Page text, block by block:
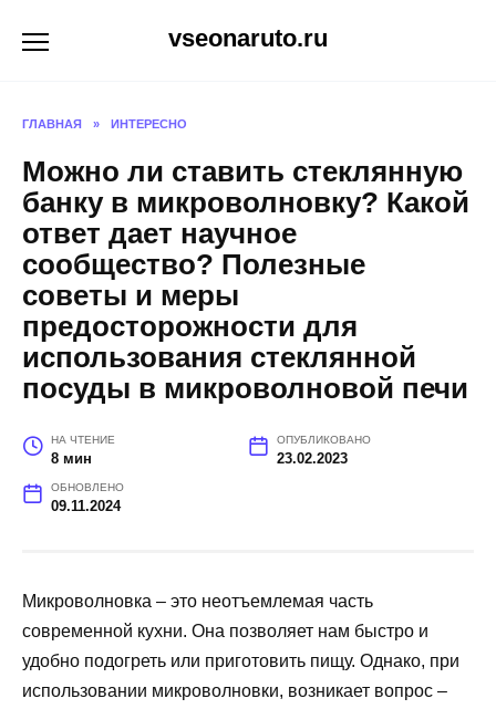
vseonaruto.ru
ГЛАВНАЯ » ИНТЕРЕСНО
Можно ли ставить стеклянную
банку в микроволновку? Какой
ответ дает научное
сообщество? Полезные
советы и меры
предосторожности для
использования стеклянной
посуды в микроволновой печи
НА ЧТЕНИЕ
8 мин
ОПУБЛИКОВАНО
23.02.2023
ОБНОВЛЕНО
09.11.2024
Микроволновка – это неотъемлемая часть
современной кухни. Она позволяет нам быстро и
удобно подогреть или приготовить пищу. Однако, при
использовании микроволновки, возникает вопрос –